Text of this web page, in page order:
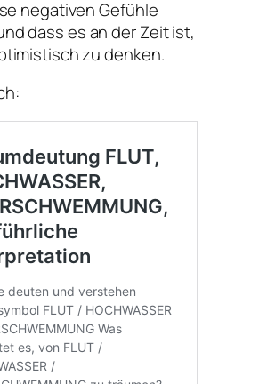
negativen Gefühle
dass es an der Zeit ist,
zu denken.